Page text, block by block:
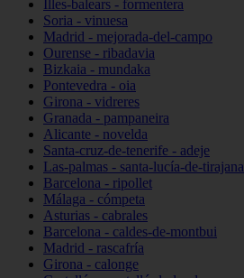
Illes-balears - formentera
Soria - vinuesa
Madrid - mejorada-del-campo
Ourense - ribadavia
Bizkaia - mundaka
Pontevedra - oia
Girona - vidreres
Granada - pampaneira
Alicante - novelda
Santa-cruz-de-tenerife - adeje
Las-palmas - santa-lucía-de-tirajana
Barcelona - ripollet
Málaga - cómpeta
Asturias - cabrales
Barcelona - caldes-de-montbui
Madrid - rascafría
Girona - calonge